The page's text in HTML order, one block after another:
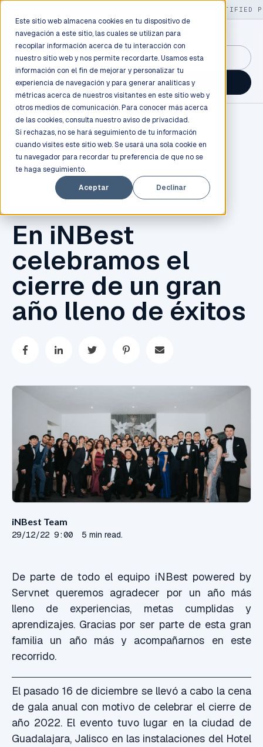
Este sitio web almacena cookies en tu dispositivo de
navegación a este sitio, las cuales se utilizan para
recopilar información acerca de tu interacción con
nuestro sitio web y nos permite recordarte. Usamos esta
información con el fin de mejorar y personalizar tu
experiencia de navegación y para generar analíticas y
métricas acerca de nuestros visitantes en este sitio web y
otros medios de comunicación. Para conocer más acerca
de las cookies, consulta nuestro aviso de privacidad.
Si rechazas, no se hará seguimiento de tu información
cuando visites este sitio web. Se usará una sola cookie en
tu navegador para recordar tu preferencia de que no se
te haga seguimiento.
Aceptar
Declinar
130+ CERTIFIED
GuidancePlex →
Talk to an engineer →
TECNOLOGÍA , CLOUD COMPUTING
, NEW YEAR
En iNBest
celebramos el
cierre de un gran
año lleno de éxitos
iNBest Team
29/12/22 9:00 5 min read.
De parte de todo el equipo iNBest powered by
Servnet queremos agradecer por un año más
lleno de experiencias, metas cumplidas y
aprendizajes. Gracias por ser parte de esta gran
familia un año más y acompañarnos en este
recorrido.
El pasado 16 de diciembre se llevó a cabo la cena
de gala anual con motivo de celebrar el cierre de
año 2022. El evento tuvo lugar en la ciudad de
Guadalajara, Jalisco en las instalaciones del Hotel